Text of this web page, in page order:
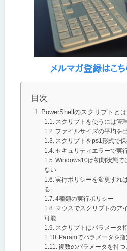
目次
PowerShellのスクリプトとは
スクリプトを使うには管
ファイルサイズの平均を
スクリプトをps1形式で
セキュリティエラーで実
Windows10は初期状態で
ない
実行ポリシーを変更すれ
る
4種類の実行ポリシー
マウスでスクリプトのア
可能
スクリプトはパラメータ
Paramでパラメータを
複数のパラメータを持